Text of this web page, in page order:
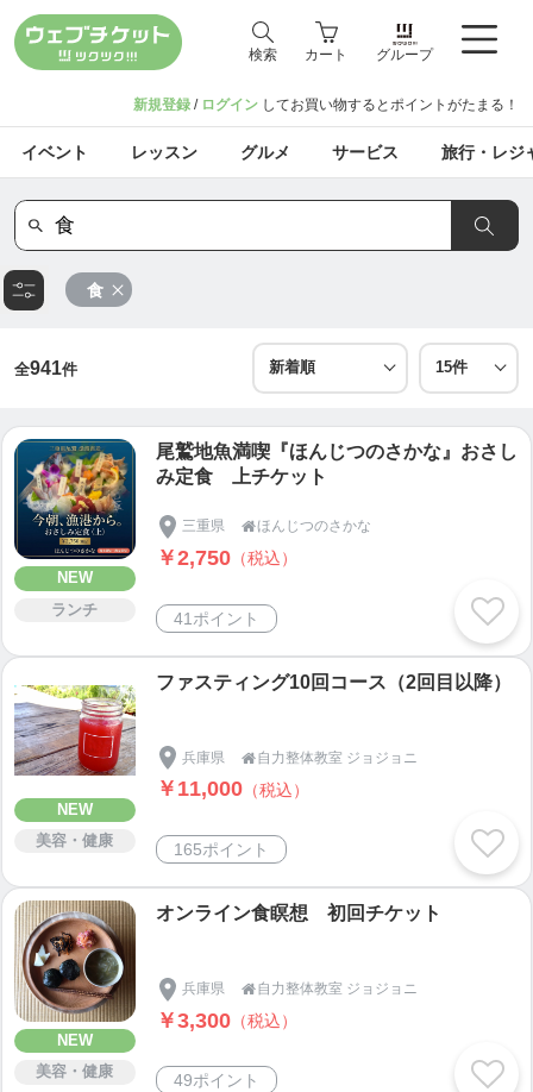
検索 カート グループ
新規登録 / ログイン してお買い物するとポイントがたまる！
イベント レッスン グルメ サービス 旅行・レジ
食
全941件
NEW
ランチ
尾鷲地魚満喫『ほんじつのさかな』おさし
み定食 上チケット
三重県 ほんじつのさかな
￥2,750 （税込）
41ポイント
NEW
美容・健康
ファスティング10回コース（2回目以降）
兵庫県 自力整体教室 ジョジョニ
￥11,000 （税込）
165ポイント
NEW
美容・健康
オンライン食瞑想 初回チケット
兵庫県 自力整体教室 ジョジョニ
￥3,300 （税込）
49ポイント